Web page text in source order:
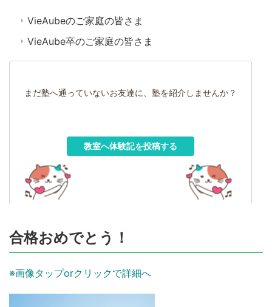
VieAubeのご家庭の皆さま
VieAube卒のご家庭の皆さま
まだ塾へ通っていないお友達に、塾を紹介しませんか？
教室へ体験記を投稿する
合格おめでとう！
※画像タップorクリックで詳細へ